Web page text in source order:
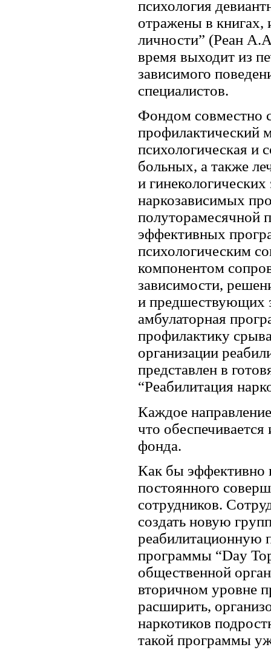
психология
отражены в книгах,
личности” (Реан
время выходит из
зависимого
специалистов.
Фондом совместно
профилактический
психологическая и
больных, а также
и
наркозависимых
полуторамесячной
эффективных
психологическим
компонентом
зависимости,
и предшествующих
амбулаторная
профилактику
организации
представлен в
“Реабилитация
Каждое
что обеспечивается
фонда.
Как бы эффективно
постоянного
сотрудников.
создать новую
реабилитационную
программы “Day
общественной
вторичном уровне
расширить,
наркотиков
такой программы